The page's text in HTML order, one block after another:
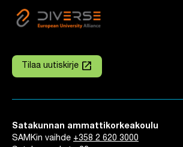
Tilaa uutiskirje
Linkki avautuu uuteen välilehteen
launch
Satakunnan ammattikorkeakoulu
SAMKin vaihde +358 2 620 3000